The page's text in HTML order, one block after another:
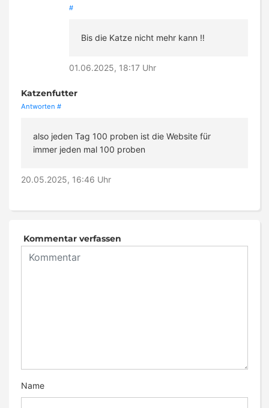
#
Bis die Katze nicht mehr kann ‼️
01.06.2025, 18:17 Uhr
Katzenfutter
Antworten #
also jeden Tag 100 proben ist die Website für
immer jeden mal 100 proben
20.05.2025, 16:46 Uhr
Kommentar verfassen
Name